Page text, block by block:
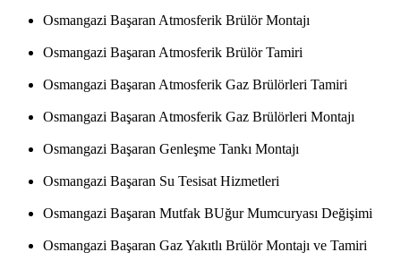
Osmangazi Başaran Atmosferik Brülör Montajı
Osmangazi Başaran Atmosferik Brülör Tamiri
Osmangazi Başaran Atmosferik Gaz Brülörleri Tamiri
Osmangazi Başaran Atmosferik Gaz Brülörleri Montajı
Osmangazi Başaran Genleşme Tankı Montajı
Osmangazi Başaran Su Tesisat Hizmetleri
Osmangazi Başaran Mutfak BUğur Mumcuryası Değişimi
Osmangazi Başaran Gaz Yakıtlı Brülör Montajı ve Tamiri